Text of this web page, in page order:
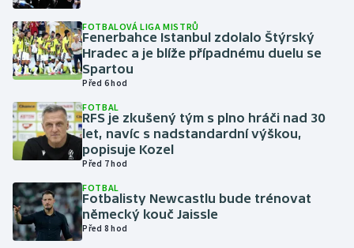
Jezdectví
Judo
Krasobruslení
Lezení
Lyže a snowboard
Moderní pětiboj
FOTBALOVÁ LIGA MISTRŮ
Fenerbahce Istanbul zdolalo Štýrský
Hradec a je blíže případnému duelu se
Spartou
Před 6 hod
FOTBAL
RFS je zkušený tým s plno hráči nad 30
let, navíc s nadstandardní výškou,
popisuje Kozel
Před 7 hod
FOTBAL
Fotbalisty Newcastlu bude trénovat
německý kouč Jaissle
Před 8 hod